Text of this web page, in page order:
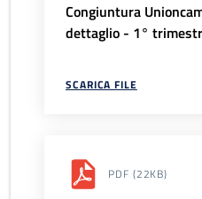
Congiuntura
dettaglio - 1°
SCARICA FILE
PDF (22KB)